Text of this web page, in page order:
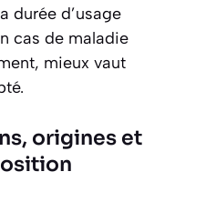
durée d’usage
cas de maladie
mieux vaut
origines et